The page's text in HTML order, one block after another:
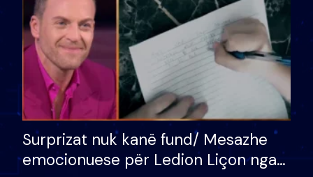
Surprizat nuk kanë fund/ Mesazhe
emocionuese për Ledion Liçon nga